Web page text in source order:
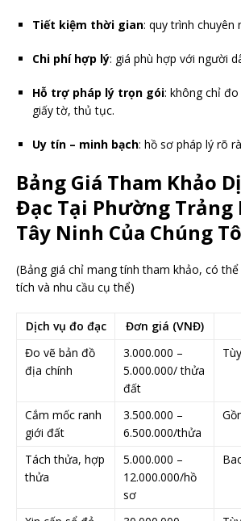
Tiết kiệm thời gian: quy trình chuyên
Chi phí hợp lý: giá phù hợp với người
Hỗ trợ pháp lý trọn gói: không chỉ
giấy tờ, thủ tục.
Uy tín – minh bạch: hồ sơ pháp lý rõ
Bảng Giá Tham Khảo
Đạc Tại Phường Trảng
Tây Ninh Của Chúng
(Bảng giá chỉ mang tính tham khảo, có
tích và nhu cầu cụ thể)
Dịch vụ đo đạc Đơn giá (VNĐ)
Đo vẽ bản đồ
địa chính
3.000.000 –
5.000.000/ thửa
đất
Cắm mốc ranh
giới đất
3.500.000 –
6.500.000/thửa
Tách thửa, hợp
thửa
5.000.000 –
12.000.000/hồ
sơ